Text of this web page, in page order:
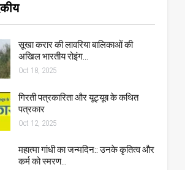
सूखा करार की लावरिया बालिकाओं की
अखिल भारतीय रोइंग…
Oct 18, 2025
गिरती पत्रकारिता और यूट्यूब के कथित
पत्रकार
Oct 12, 2025
महात्मा गांधी का जन्मदिन:: उनके कृतित्व और
कर्म को स्मरण…